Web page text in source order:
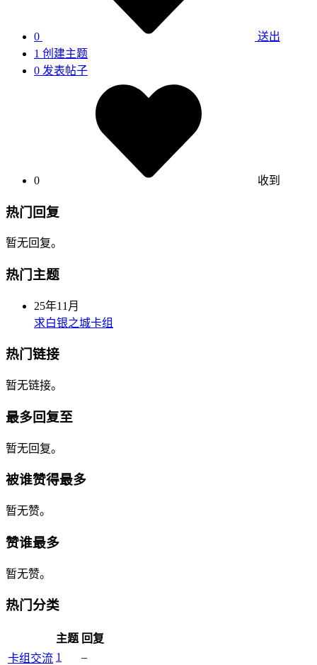
0
送出
1 创建主题
0 发表帖子
0 收到
热门回复
暂无回复。
热门主题
25年11月
求白银之城卡组
热门链接
暂无链接。
最多回复至
暂无回复。
被谁赞得最多
暂无赞。
赞谁最多
暂无赞。
热门分类
主题 回复
卡组交流 1 –